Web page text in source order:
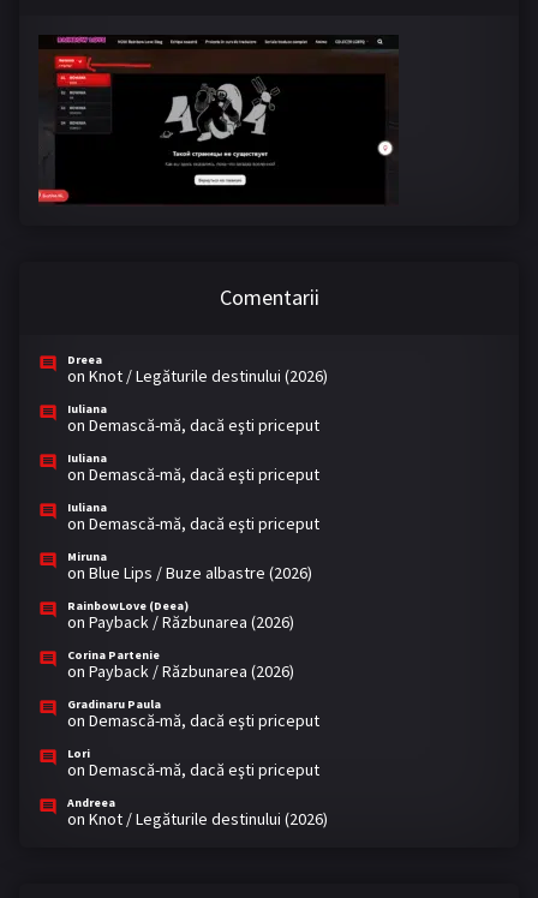
Comentarii
Dreea
on Knot / Legăturile destinului (2026)
Iuliana
on Demască-mă, dacă eşti priceput
Iuliana
on Demască-mă, dacă eşti priceput
Iuliana
on Demască-mă, dacă eşti priceput
Miruna
on Blue Lips / Buze albastre (2026)
RainbowLove (Deea)
on Payback / Răzbunarea (2026)
Corina Partenie
on Payback / Răzbunarea (2026)
Gradinaru Paula
on Demască-mă, dacă eşti priceput
Lori
on Demască-mă, dacă eşti priceput
Andreea
on Knot / Legăturile destinului (2026)